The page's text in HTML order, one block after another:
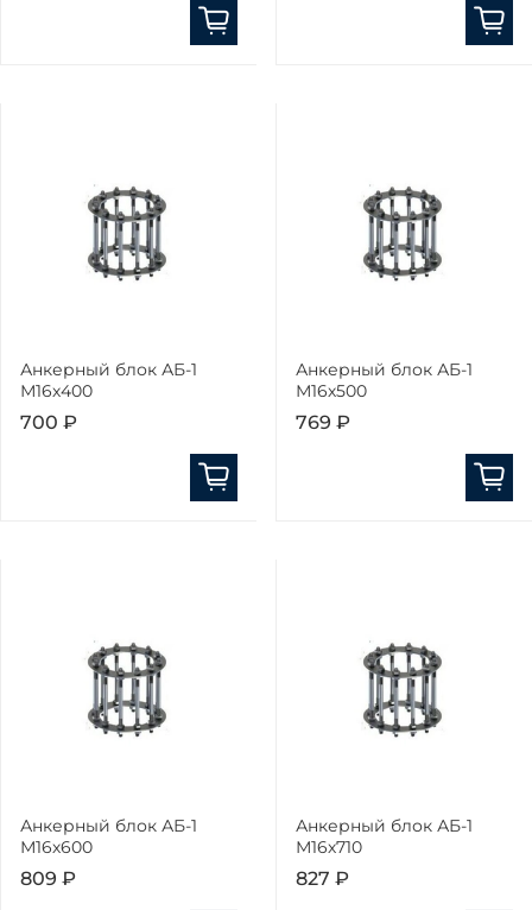
Анкерный блок АБ-1
М16х400
700 ₽
Анкерный блок АБ-1
М16х500
769 ₽
Анкерный блок АБ-1
М16х600
809 ₽
Анкерный блок АБ-1
М16х710
827 ₽